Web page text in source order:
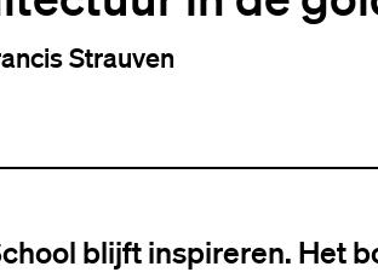
Strauven
blijft inspireren. Het